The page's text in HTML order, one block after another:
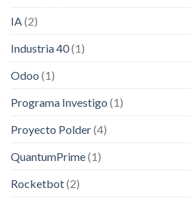
IA(2)
Industria 40(1)
Odoo (1)
Programa Investigo (1)
Proyecto Polder(4)
QuantumPrime(1)
Rocketbot(2)